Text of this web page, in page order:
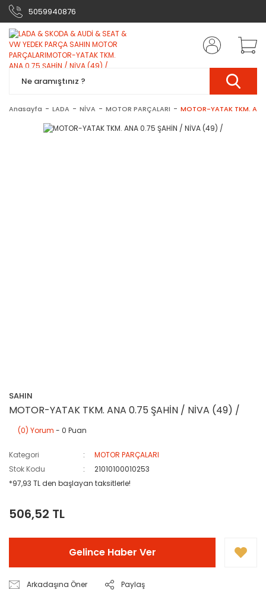
5059940876
Anasayfa LADA NİVA MOTOR PARÇALARI MOTOR-YATAK TKM.
SAHIN
MOTOR-YATAK TKM. ANA 0.75 ŞAHİN / NİVA (49) /
(0) Yorum - 0 Puan
Kategori
MOTOR PARÇALARI
Stok Kodu
21010100010253
*97,93 TL den başlayan taksitlerle!
506,52 TL
Gelince Haber Ver
Arkadaşına Öner Paylaş